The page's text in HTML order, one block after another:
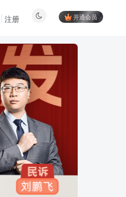
开通会员
注册